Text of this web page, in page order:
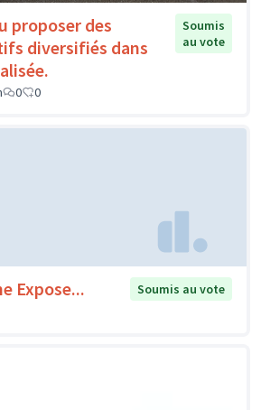
proposer des
diversifiés dans
Soumis
au vote
0 0
Expose...
Soumis au vote